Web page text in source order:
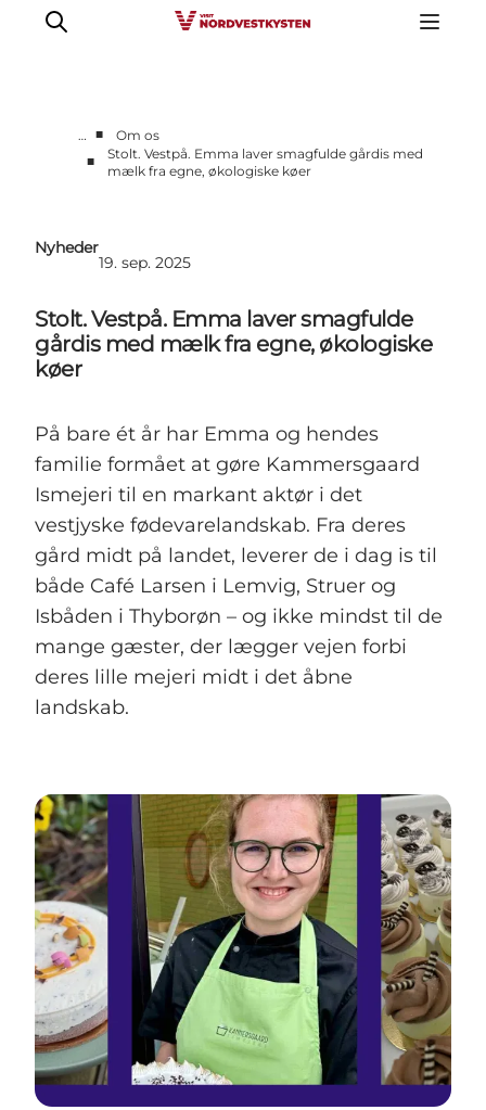
Erhverv
Kontakt
Presse
… ■
Om os
■
Stolt. Vestpå. Emma laver smagfulde gårdis med
mælk fra egne, økologiske køer
Nyheder
19. sep. 2025
Stolt. Vestpå. Emma laver smagfulde
gårdis med mælk fra egne, økologiske
køer
På bare ét år har Emma og hendes
familie formået at gøre Kammersgaard
Ismejeri til en markant aktør i det
vestjyske fødevarelandskab. Fra deres
gård midt på landet, leverer de i dag is til
både Café Larsen i Lemvig, Struer og
Isbåden i Thyborøn – og ikke mindst til de
mange gæster, der lægger vejen forbi
deres lille mejeri midt i det åbne
landskab.